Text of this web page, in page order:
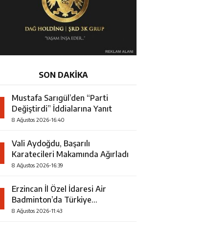
SON DAKİKA
Mustafa Sarıgül’den “Parti
Değiştirdi” İddialarına Yanıt
8 Ağustos 2026-16:40
Vali Aydoğdu, Başarılı
Karatecileri Makamında Ağırladı
8 Ağustos 2026-16:39
Erzincan İl Özel İdaresi Air
Badminton’da Türkiye
Şampiyonu Oldu
8 Ağustos 2026-11:43